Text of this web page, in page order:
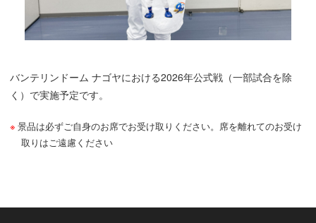
バンテリンドーム ナゴヤにおける2026年公式戦（一部試合を除
く）で実施予定です。
景品は必ずご自身のお席でお受け取りください。席を離れてのお受け
取りはご遠慮ください